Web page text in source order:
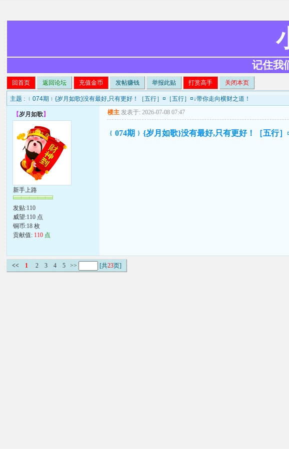
记住我
回首页 返回论坛 充值金币 发帖赚钱 举报此贴 打赏高手 关闭本页
主题 : ﹛074期﹜{岁月如歌}没有最好,只有更好！［五行］¤［五行］¤↓带你走向横财之道！
【岁月如歌】
新手上路
发贴:110
威望:110 点
铜币:18 枚
贡献值: 110 点
楼主 发表于: 2026-07-08 07:47
﹛074期﹜{岁月如歌}没有最好,只有更好！［五行
<< 1 2 3 4 5 >> [共23页]